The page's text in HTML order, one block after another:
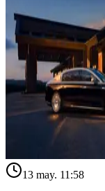
13 may. 11:58